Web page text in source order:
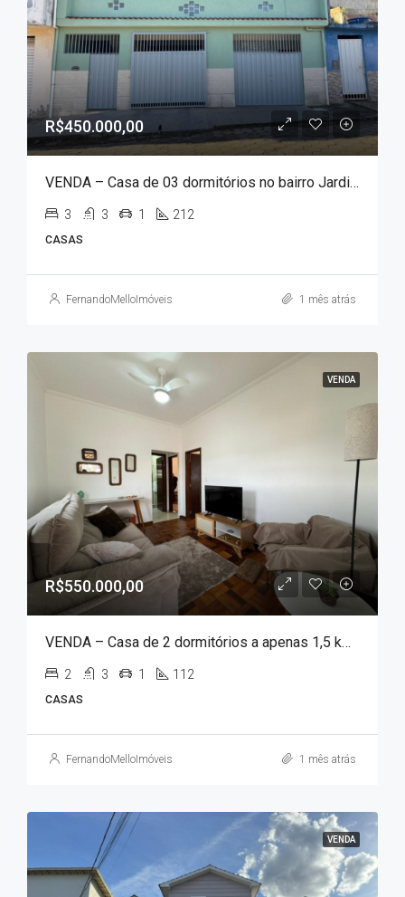
R$450.000,00
VENDA – Casa de 03 dormitórios no bairro Jardim Paraíso!!!
3 3 1 212
CASAS
FernandoMelloImóveis 1 mês atrás
VENDA
R$550.000,00
VENDA – Casa de 2 dormitórios a apenas 1,5 km da portaria do Parque das Águas!!!
2 3 1 112
CASAS
FernandoMelloImóveis 1 mês atrás
VENDA